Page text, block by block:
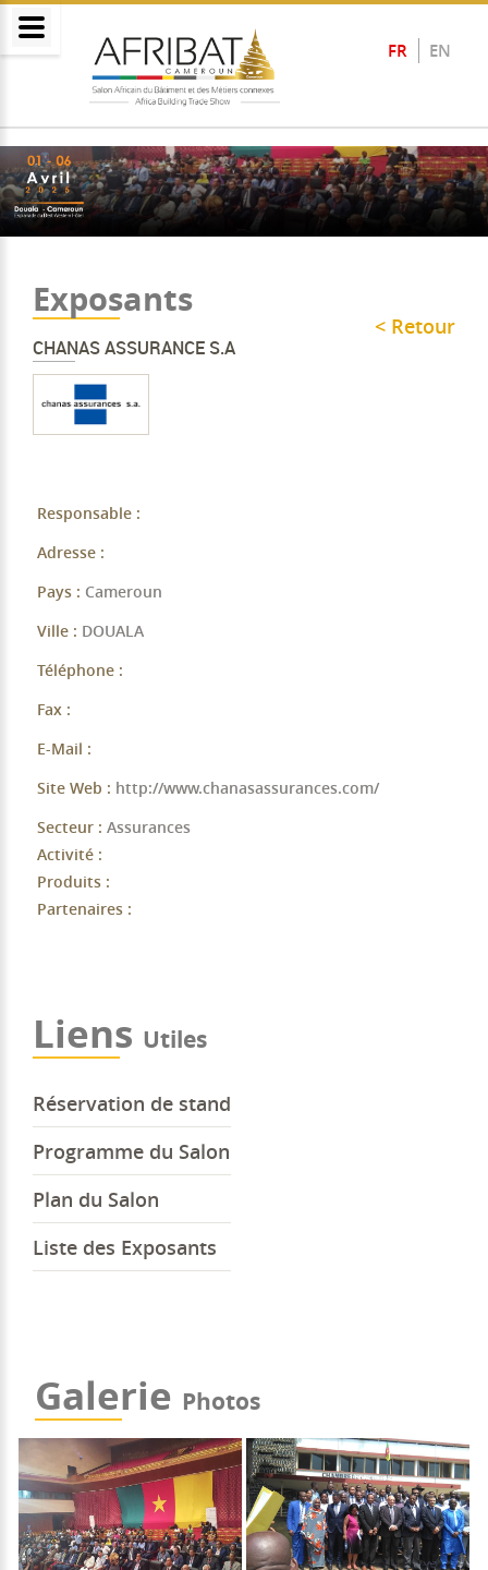
FR EN
Exposants
< Retour
CHANAS ASSURANCE S.A
Responsable :
Adresse :
Pays : Cameroun
Ville : DOUALA
Téléphone :
Fax :
E-Mail :
Site Web : http://www.chanasassurances.com/
Secteur : Assurances
Activité :
Produits :
Partenaires :
Liens Utiles
Réservation de stand
Programme du Salon
Plan du Salon
Liste des Exposants
Galerie Photos